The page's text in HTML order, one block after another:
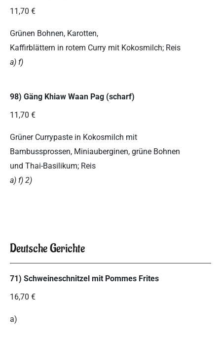
11,70 €
Grünen Bohnen, Karotten,
Kaffirblättern in rotem Curry mit Kokosmilch; Reis
a) f)
98) Gäng Khiaw Waan Pag (scharf)
11,70 €
Grüner Currypaste in Kokosmilch mit
Bambussprossen, Miniauberginen, grüne Bohnen
und Thai-Basilikum; Reis
a) f) 2)
Deutsche Gerichte
71) Schweineschnitzel mit Pommes Frites
16,70 €
a)